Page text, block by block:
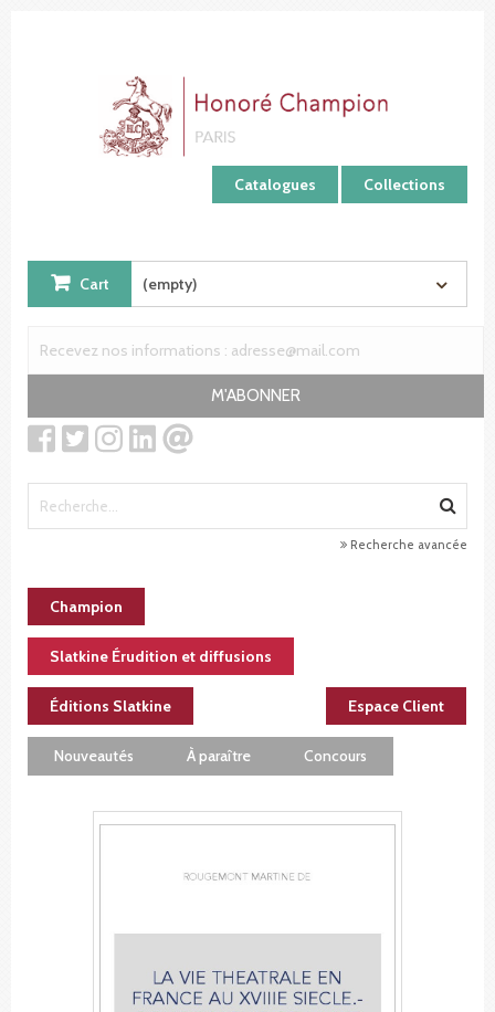
Catalogues Collections
Cart (empty)
M'ABONNER
Recherche avancée
Champion
Slatkine Érudition et diffusions
Éditions Slatkine Espace Client
Nouveautés À paraître Concours